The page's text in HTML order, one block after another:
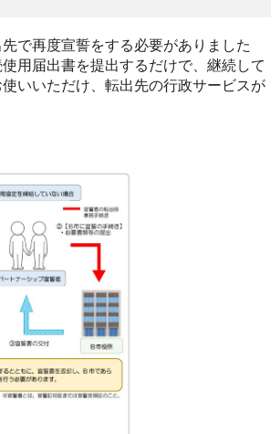
で再度宣誓をする必要がありました
用届出書を提出するだけで、継続して
いいただけ、転出先の行政サービスが